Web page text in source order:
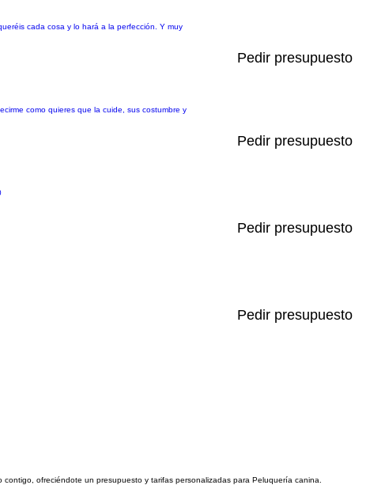
cada cosa y lo hará a la perfección. Y muy
como quieres que la cuide, sus costumbre y
Pedir presupuesto
Pedir presupuesto
Pedir presupuesto
Pedir presupuesto
ofreciéndote un presupuesto y tarifas personalizadas para Peluquería canina.